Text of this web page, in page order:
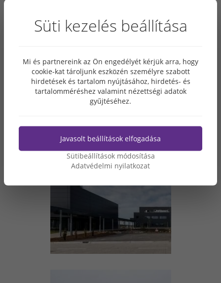
Süti kezelés beállítása
Mi és partnereink az Ön engedélyét kérjük arra, hogy
cookie-kat tároljunk eszközén személyre szabott
hirdetések és tartalom nyújtásához, hirdetés- és
tartalomméréshez valamint nézettségi adatok
gyűjtéséhez.
Javasolt beállítások elfogadása
Sütibeállítások módosítása
Adatvédelmi nyilatkozat